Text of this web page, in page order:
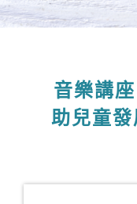
音樂講
助兒童